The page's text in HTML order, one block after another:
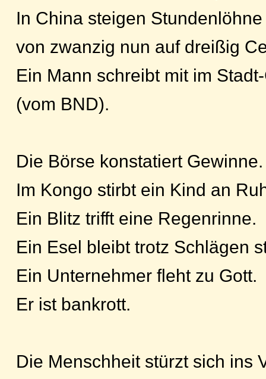
In China steigen Stundenlöhne
von zwanzig nun auf dreißig
Ein Mann schreibt mit im
(vom BND).
Die Börse konstatiert Gewinne.
Im Kongo stirbt ein Kind an
Ein Blitz trifft eine Regenrinne.
Ein Esel bleibt trotz Schlägen
Ein Unternehmer fleht zu Gott.
Er ist bankrott.
Die Menschheit stürzt sich ins